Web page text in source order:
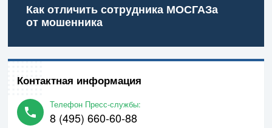
Как отличить сотрудника МОСГАЗа
от мошенника
Контактная информация
Телефон Пресс-службы:
8 (495) 660-60-88